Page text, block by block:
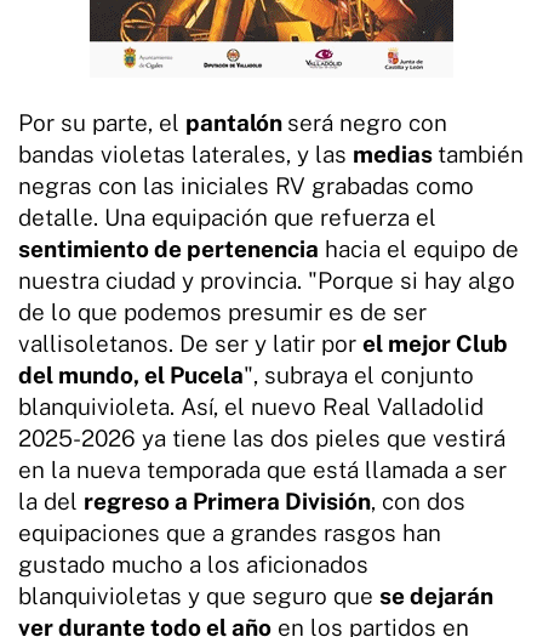
Por su parte, el pantalón será negro con
bandas violetas laterales, y las medias también
negras con las iniciales RV grabadas como
detalle. Una equipación que refuerza el
sentimiento de pertenencia hacia el equipo de
nuestra ciudad y provincia. "Porque si hay algo
de lo que podemos presumir es de ser
vallisoletanos. De ser y latir por el mejor Club
del mundo, el Pucela", subraya el conjunto
blanquivioleta. Así, el nuevo Real Valladolid
2025-2026 ya tiene las dos pieles que vestirá
en la nueva temporada que está llamada a ser
la del regreso a Primera División, con dos
equipaciones que a grandes rasgos han
gustado mucho a los aficionados
blanquivioletas y que seguro que se dejarán
ver durante todo el año en los partidos en